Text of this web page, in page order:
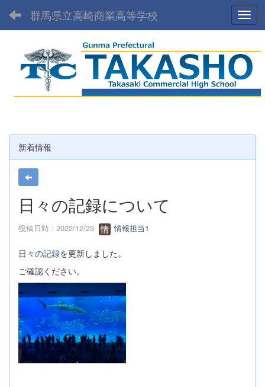
群馬県立高崎商業高等学校
新着情報
日々の記録について
投稿日時 : 2022/12/23 情報担当1
日々の記録を更新しました。
ご確認ください。